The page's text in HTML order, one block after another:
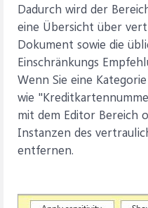
Dadurch wird der
eine Übersicht über
Dokument sowie die
Einschränkungs
Wenn Sie eine
wie
mit dem Editor Bereich
Instanzen des
entfernen.